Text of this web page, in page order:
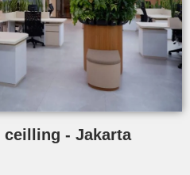
ceilling - Jakarta